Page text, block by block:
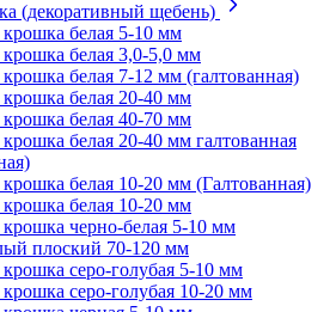
(декоративный щебень)
белая 5-10 мм
белая 3,0-5,0 мм
белая 7-12 мм (галтованная)
белая 20-40 мм
белая 40-70 мм
белая 20-40 мм галтованная
белая 10-20 мм (Галтованная)
белая 10-20 мм
черно-белая 5-10 мм
плоский 70-120 мм
серо-голубая 5-10 мм
серо-голубая 10-20 мм